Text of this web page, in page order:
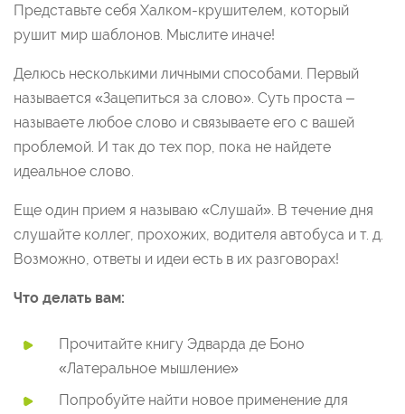
Представьте себя Халком-крушителем, который
рушит мир шаблонов. Мыслите иначе!
Делюсь несколькими личными способами. Первый
называется «Зацепиться за слово». Суть проста –
называете любое слово и связываете его с вашей
проблемой. И так до тех пор, пока не найдете
идеальное слово.
Еще один прием я называю «Слушай». В течение дня
слушайте коллег, прохожих, водителя автобуса и т. д.
Возможно, ответы и идеи есть в их разговорах!
Что делать вам:
Прочитайте книгу Эдварда де Боно
«Латеральное мышление»
Попробуйте найти новое применение для